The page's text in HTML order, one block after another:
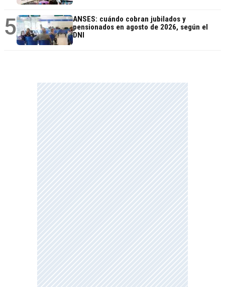
5
ANSES: cuándo cobran jubilados y
pensionados en agosto de 2026, según el
DNI